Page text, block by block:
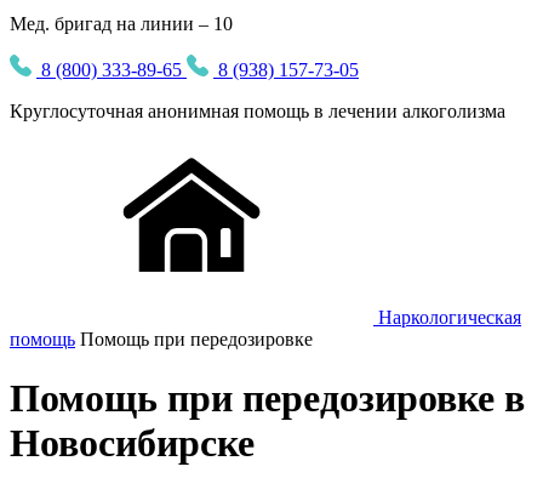
Мед. бригад на линии – 10
8 (800) 333-89-65
8 (938) 157-73-05
Круглосуточная анонимная помощь в лечении алкоголизма
Наркологическая
помощь Помощь при передозировке
Помощь при передозировке в
Новосибирске